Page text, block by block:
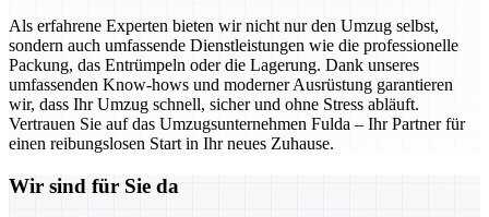
Als erfahrene Experten bieten wir nicht nur den Umzug selbst,
sondern auch umfassende Dienstleistungen wie die professionelle
Packung, das Entrümpeln oder die Lagerung. Dank unseres
umfassenden Know-hows und moderner Ausrüstung garantieren
wir, dass Ihr Umzug schnell, sicher und ohne Stress abläuft.
Vertrauen Sie auf das Umzugsunternehmen Fulda – Ihr Partner für
einen reibungslosen Start in Ihr neues Zuhause.
Wir sind für Sie da